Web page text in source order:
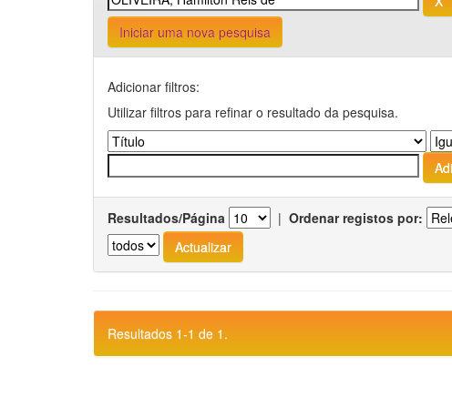
Iniciar uma nova pesquisa
Adicionar filtros:
Utilizar filtros para refinar o resultado da pesquisa.
Resultados/Página | Ordenar registos por:
Resultados 1-1 de 1.